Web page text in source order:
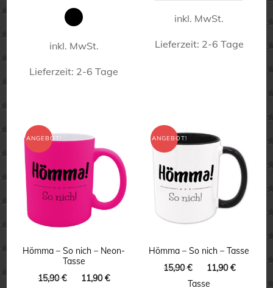
inkl. MwSt.
Lieferzeit: 2-6 Tage
weist
mehrere
Varianten
auf.
Optionen
können
auf
der
inkl. MwSt.
Lieferzeit: 2-6 Tage
Varianten
auf.
Die
Optionen
können
der
Produktseite
ANGEBOT!
Hömma – So nich – Neon-
Tasse
15,90€
Ursprünglicher
11,90€
ANGEBOT!
Hömma – So nich – Tasse
15,90€
Ursprünglicher
Preis
11,90€
Tasse